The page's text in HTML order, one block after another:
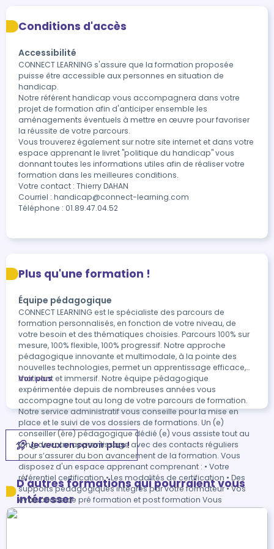
Conditions d'accès
Accessibilité
CONNECT LEARNING s'assure que la formation proposée
puisse être accessible aux personnes en situation de
handicap.
Notre référent handicap vous accompagnera dans votre
projet de formation afin d'anticiper ensemble les
aménagements éventuels à mettre en œuvre pour favoriser
la réussite de votre parcours.
Vous trouverez également sur notre site internet et dans votre
espace apprenant le livret "politique du handicap" vous
donnant toutes les informations utiles afin de réaliser votre
formation dans les meilleures conditions.
Votre contact : Thierry DAHAN
Courriel : handicap@connect-learning.com
Téléphone : 01.89.47.04.52
Plus qu'une formation !
Équipe pédagogique
CONNECT LEARNING est le spécialiste des parcours de
formation personnalisés, en fonction de votre niveau, de
votre besoin et des thématiques choisies. Parcours 100% sur
mesure, 100% flexible, 100% progressif. Notre approche
pédagogique innovante et multimodale, à la pointe des
nouvelles technologies, permet un apprentissage efficace,
motivant et immersif. Notre équipe pédagogique
expérimentée depuis de nombreuses années vous
accompagne tout au long de votre parcours de formation.
Notre service administratif vous conseille pour la mise en
place et le suivi de vos dossiers de formations. Un (e)
conseiller (ère) pédagogique dédié (e) vous assiste tout au
long de votre apprentissage avec des contacts réguliers
pour s’assurer du bon avancement de la formation. Vous
disposez d'un espace apprenant comprenant : • Votre
référentiel certification • Les modalités de certification • Des
supports pédagogiques intégrés par votre formateur • Vos
évaluations de pré formation et post formation Vous
trouverez dans cet espace, l’ensemble des documents
Voir plus
Je veux en savoir plus !
D'autres formations qui pourraient vous
intéresser